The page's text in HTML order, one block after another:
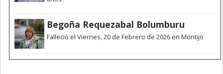
Begoña Requezabal Bolumburu
Falleció el Viernes, 20 de Febrero de 2026 en Montijo